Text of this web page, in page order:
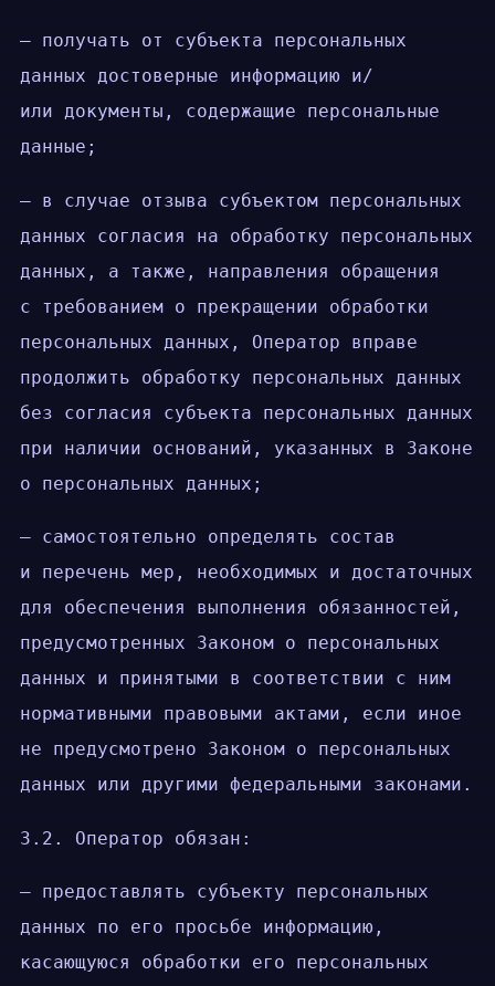
— получать от субъекта персональных
данных достоверные информацию и/
или документы, содержащие персональные
данные;
— в случае отзыва субъектом персональных
данных согласия на обработку персональных
данных, а также, направления обращения
с требованием о прекращении обработки
персональных данных, Оператор вправе
продолжить обработку персональных данных
без согласия субъекта персональных данных
при наличии оснований, указанных в Законе
о персональных данных;
— самостоятельно определять состав
и перечень мер, необходимых и достаточных
для обеспечения выполнения обязанностей,
предусмотренных Законом о персональных
данных и принятыми в соответствии с ним
нормативными правовыми актами, если иное
не предусмотрено Законом о персональных
данных или другими федеральными законами.
3.2. Оператор обязан:
— предоставлять субъекту персональных
данных по его просьбе информацию,
касающуюся обработки его персональных